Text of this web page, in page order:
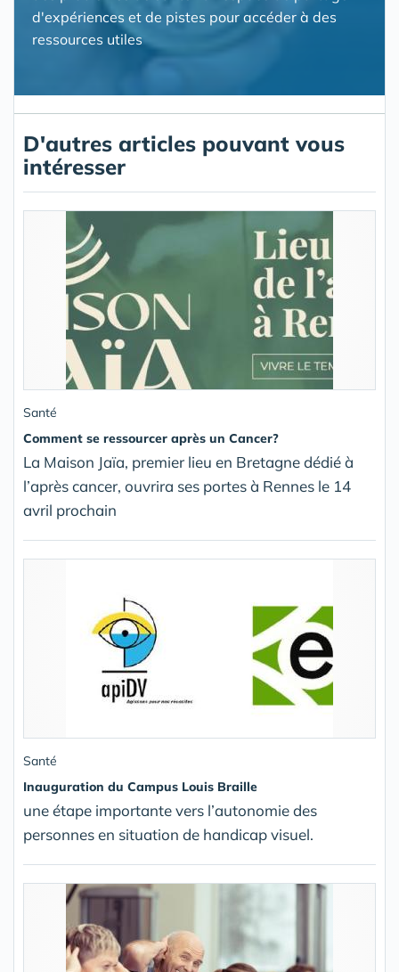
d'expériences et de pistes pour accéder à des
ressources utiles
D'autres articles pouvant vous
intéresser
Santé
Comment se ressourcer après un Cancer?
La Maison Jaïa, premier lieu en Bretagne dédié à
l’après cancer, ouvrira ses portes à Rennes le 14
avril prochain
Santé
Inauguration du Campus Louis Braille
une étape importante vers l’autonomie des
personnes en situation de handicap visuel.